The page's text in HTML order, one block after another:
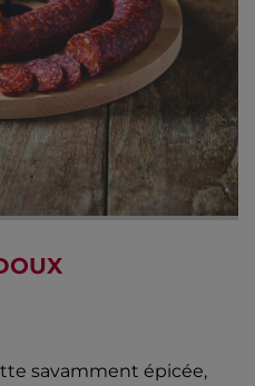
savamment épicée,